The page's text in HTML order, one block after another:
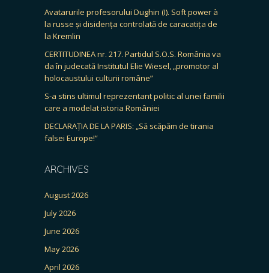
Avatarurile profesorului Dughin (I). Soft power à
la russe și disidența controlată de caracatița de
la Kremlin
CERTITUDINEA nr. 217. Partidul S.O.S. România va
da în judecată Institutul Elie Wiesel, „promotor al
holocaustului culturii române”
S-a stins ultimul reprezentant politic al unei familii
care a modelat istoria României
DECLARAȚIA DE LA PARIS: „Să scăpăm de tirania
falsei Europe!”
ARCHIVES
August 2026
July 2026
June 2026
May 2026
April 2026